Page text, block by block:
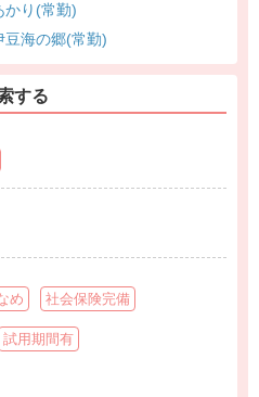
かり(常勤)
豆海の郷(常勤)
する
め 社会保険完備
試用期間有